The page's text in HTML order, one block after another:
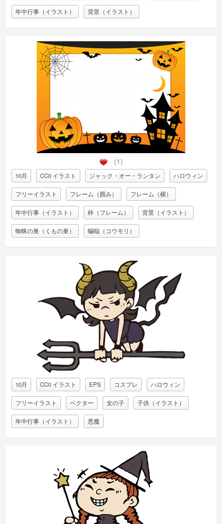
年中行事（イラスト） 背景（イラスト）
(1)
10月 CC0 イラスト ジャック・オー・ランタン ハロウィン
フリーイラスト フレーム（囲み） フレーム（横）
年中行事（イラスト） 枠（フレーム） 背景（イラスト）
蜘蛛の巣（くもの巣） 蝙蝠（コウモリ）
10月 CC0 イラスト EPS コスプレ ハロウィン
フリーイラスト ベクター 女の子 子供（イラスト）
年中行事（イラスト） 悪魔